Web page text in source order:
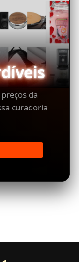
da
curadoria